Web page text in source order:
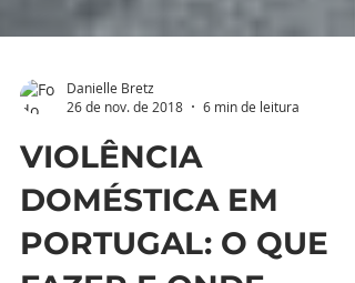
Danielle Bretz
26 de nov. de 2018
VIOLÊNCIA
DOMÉSTICA EM